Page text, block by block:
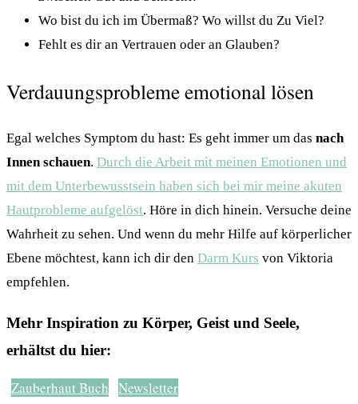
Wo bist du ich im Übermaß? Wo willst du Zu Viel?
Fehlt es dir an Vertrauen oder an Glauben?
Verdauungsprobleme emotional lösen
Egal welches Symptom du hast: Es geht immer um das nach
Innen schauen. Durch die Arbeit mit meinen Emotionen und
mit dem Unterbewusstsein haben sich bei mir meine akuten
Hautprobleme aufgelöst. Höre in dich hinein. Versuche deine
Wahrheit zu sehen. Und wenn du mehr Hilfe auf körperlicher
Ebene möchtest, kann ich dir den Darm Kurs von Viktoria
empfehlen.
Mehr Inspiration zu Körper, Geist und Seele,
erhältst du hier:
Zauberhaut Buch Newsletter